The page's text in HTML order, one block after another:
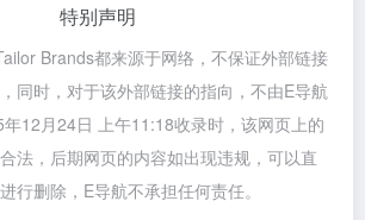
特别声明
Brands都来源于网络，不保证外部链接
同时，对于该外部链接的指向，不由E导航
12月24日 上午11:18收录时，该网页上的
法，后期网页的内容如出现违规，可以直
行删除，E导航不承担任何责任。